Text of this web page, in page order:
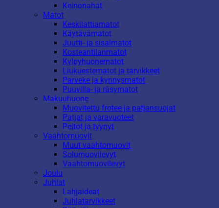
Keinonahat
Matot
Keskilattiamatot
Käytävämatot
Juutti- ja sisalmatot
Kosteantilanmatot
Kylpyhuonematot
Liukuestematot ja tarvikkeet
Parveke ja kynnysmatot
Puuvilla- ja räsymatot
Makuuhuone
Muovitettu frotee ja patjansuojat
Patjat ja varavuoteet
Peitot ja tyynyt
Vaahtomuovit
Muut vaahtomuovit
Solumuovilevyt
Vaahtomuovilevyt
Joulu
Juhlat
Lahjaideat
Juhlatarvikkeet